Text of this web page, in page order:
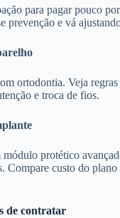
para pagar pouco
prevenção e vá
ortodontia. Veja regras
e troca de fios.
protético
Compare custo do
de contratar